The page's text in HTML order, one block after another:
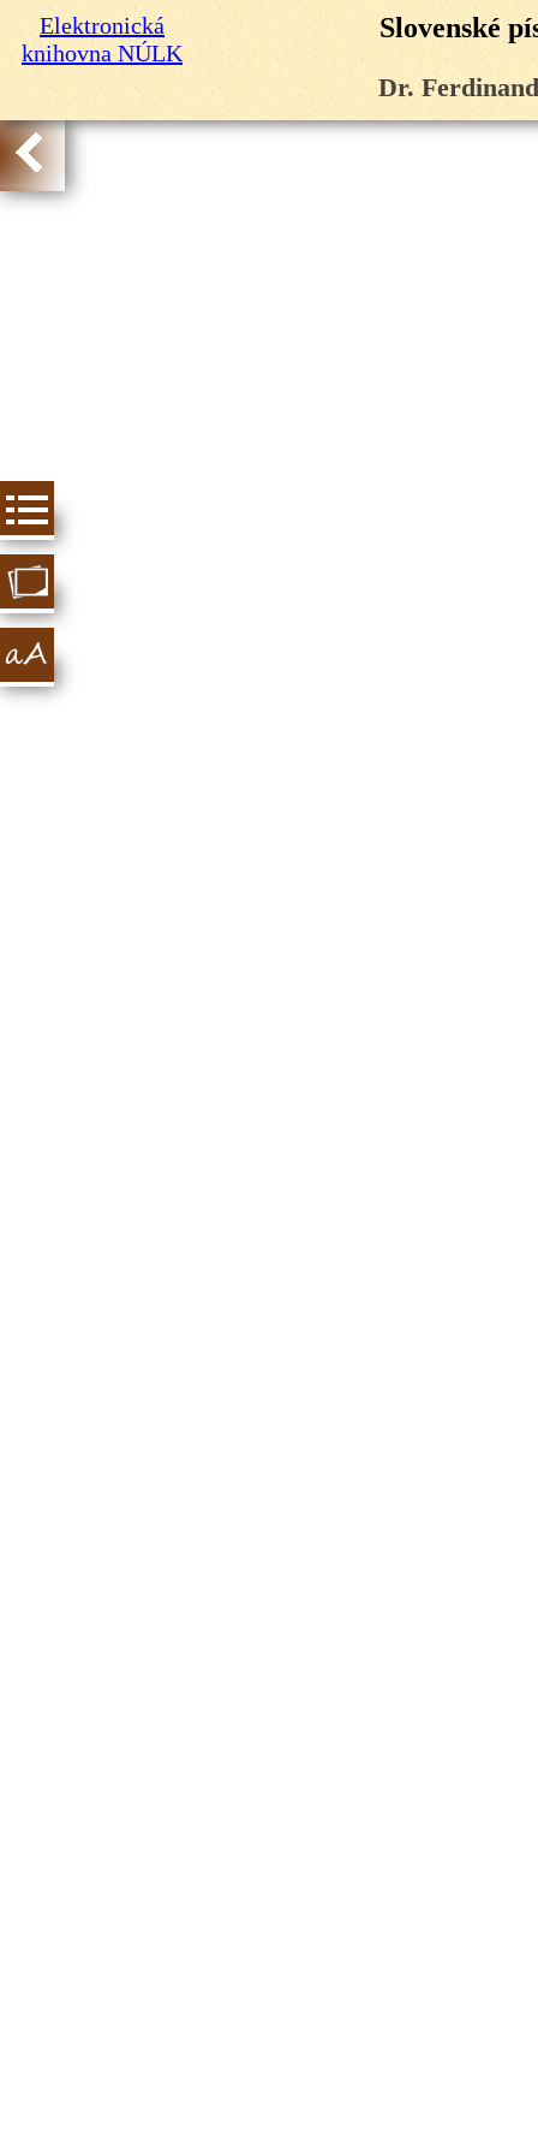
Elektronická
knihovna NÚLK
Slovenské
Dr.